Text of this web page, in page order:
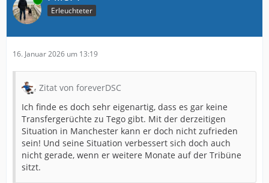
Erleuchteter
16. Januar 2026 um 13:19
Zitat von foreverDSC
Ich finde es doch sehr eigenartig, dass es gar keine
Transfergerüchte zu Tego gibt. Mit der derzeitigen
Situation in Manchester kann er doch nicht zufrieden
sein! Und seine Situation verbessert sich doch auch
nicht gerade, wenn er weitere Monate auf der Tribüne
sitzt.